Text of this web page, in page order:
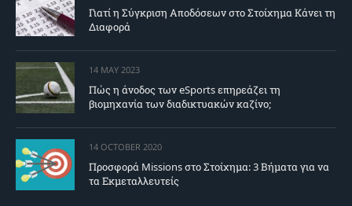
Γιατί η Σύγκριση Αποδόσεων στο Στοίχημα Κάνει τη
Διαφορά
14 MAY 2023
Πώς η άνοδος των eSports επηρεάζει τη
βιομηχανία των διαδικτυακών καζίνο;
14 OCTOBER 2020
Προσφορά Missions στο Στοίχημα: 3 Βήματα για να
τα Εκμεταλλευτείς